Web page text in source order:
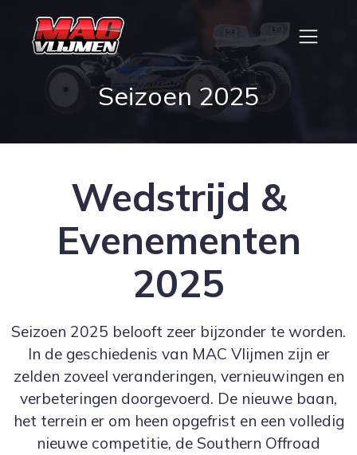
Seizoen 2025
Wedstrijd &
Evenementen
2025
Seizoen 2025 belooft zeer bijzonder te worden.
In de geschiedenis van MAC Vlijmen zijn er
zelden zoveel veranderingen, vernieuwingen en
verbeteringen doorgevoerd. De nieuwe baan,
het terrein er om heen opgefrist en een volledig
nieuwe competitie, de Southern Offroad